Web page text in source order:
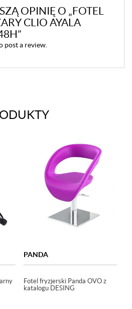
OPINIĘ O „FOTEL
CLIO AYALA
post a review.
PANDA
Fotel fryzjerski Panda OVO z
katalogu DESING